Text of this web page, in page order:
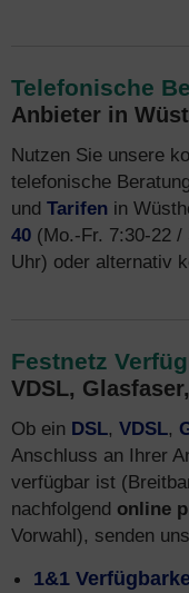
Telefonische
Anbieter in
Nutzen Sie unsere
telefonische
und Tarifen in
40 (Mo.-Fr. 7:30-22
Uhr) oder alternativ
Festnetz
VDSL,
Ob ein DSL, VDSL,
Anschluss an Ihrer
verfügbar ist
nachfolgend online
Vorwahl), senden
1&1